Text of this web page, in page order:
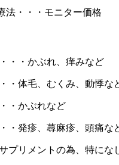
法・・・モニター価格
・・かぶれ、痒みなど
・体毛、むくみ、動悸な
・かぶれなど
・発疹、蕁麻疹、頭痛な
プリメントの為、特にな